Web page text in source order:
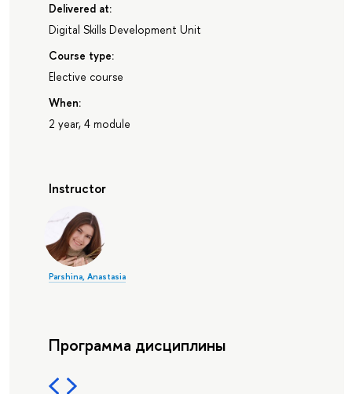
Delivered at:
Digital Skills Development Unit
Course type:
Elective course
When:
2 year, 4 module
Instructor
Parshina, Anastasia
Программа дисциплины